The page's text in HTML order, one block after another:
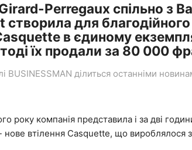
Perregaux спільно з
для
в єдиному
їх продали за 80 000
BUSINESSMAN ділиться останніми
року компанія представила і за дві
нове втілення Casquette, що вироблялося